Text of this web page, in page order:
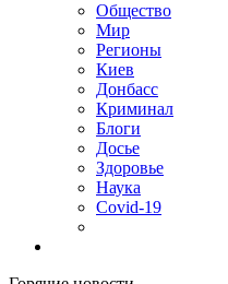
Общество
Мир
Регионы
Киев
Донбасс
Криминал
Блоги
Досье
Здоровье
Наука
Covid-19